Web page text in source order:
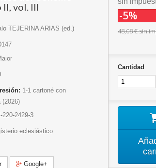
vol. III
TEJERINA ARIAS (ed.)
1 -1 cartoné con
(2026)
220-2429-3
eclesiástico
Google+
-5%
48,08 €sin
Cantidad